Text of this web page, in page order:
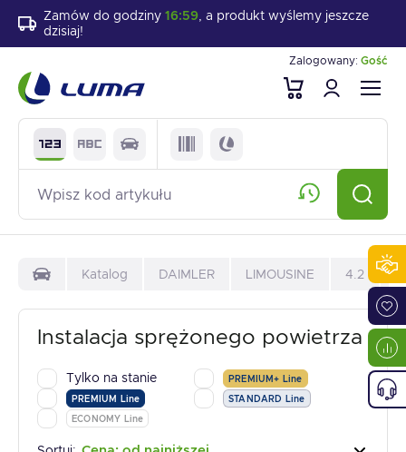
Zamów do godziny 16:59, a produkt wyślemy jeszcze
dzisiaj!
Zalogowany: Gość
Katalog DAIMLER LIMOUSINE 4.2
Instalacja sprężonego powietrza
Tylko na stanie
PREMIUM+ Line
PREMIUM Line
STANDARD Line
ECONOMY Line